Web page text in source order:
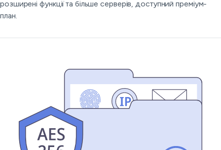
розширені функції та більше серверів, доступний преміум-
план.